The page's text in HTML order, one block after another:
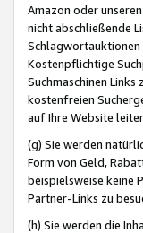
Amazon oder
nicht abschließende
Schlagwortauktionen
Kostenpflichtige
Suchmaschinen
kostenfreien
auf Ihre Website
(g) Sie werden
Form von Geld,
beispielsweise keine
Partner-Links zu
(h) Sie werden die